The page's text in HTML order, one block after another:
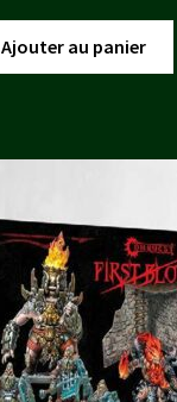
prix
initial
était :
prix
actuel
est :
Ajouter au panier